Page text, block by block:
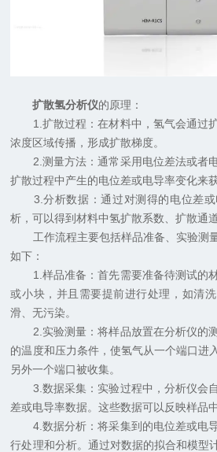
扩散氢分析仪的原理：
1.扩散过程：在材料中，氢气会通过
浓度区域传播，形成扩散梯度。
2.测量方法：通常采用电位差法或者
扩散过程中产生的电位差或电导率变化来
3.分析数据：通过对测得的电位差或
析，可以得到材料中氢扩散系数、扩散通
工作流程主要包括样品准备、实验测
如下：
1.样品准备：首先需要准备待测试的
或小块，并且需要提前进行处理，如清
滑、无污染。
2.实验测量：将样品放置在分析仪的
的温度和压力条件，使氢气从一个端口进
另外一个端口被收集。
3.数据采集：实验过程中，分析仪会
差或电导率数据。这些数据可以反映样品
4.数据分析：将采集到的电位差或电
行处理和分析。通过对数据的拟合和模型